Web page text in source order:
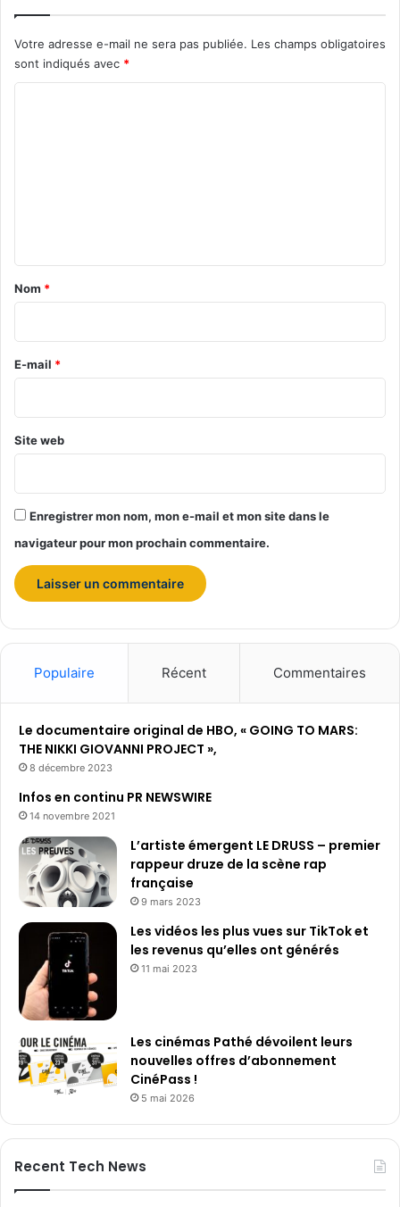
Votre adresse e-mail ne sera pas publiée. Les champs obligatoires
sont indiqués avec *
a
r
e
Nom *
E-mail *
Site web
Enregistrer mon nom, mon e-mail et mon site dans le
navigateur pour mon prochain commentaire.
Populaire Récent Commentaires
Le documentaire original de HBO, « GOING TO MARS:
THE NIKKI GIOVANNI PROJECT »,
8 décembre 2023
Infos en continu PR NEWSWIRE
14 novembre 2021
L’artiste émergent LE DRUSS – premier
rappeur druze de la scène rap
française
9 mars 2023
Les vidéos les plus vues sur TikTok et
les revenus qu’elles ont générés
11 mai 2023
Les cinémas Pathé dévoilent leurs
nouvelles offres d’abonnement
CinéPass !
5 mai 2026
Recent Tech News